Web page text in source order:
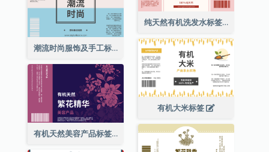
纯天然有机洗发水标签
潮流时尚服饰及手工标签
有机大米标签
有机天然美容产品标签